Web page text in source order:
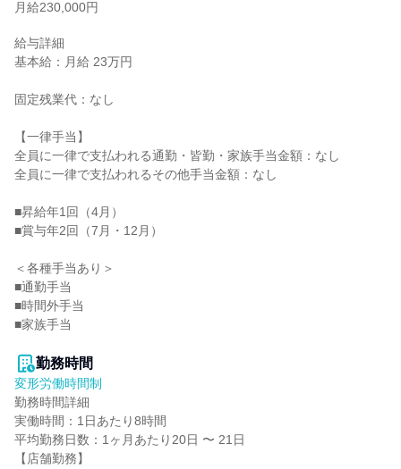
月給230,000円
給与詳細
基本給：月給 23万円
固定残業代：なし
【一律手当】
全員に一律で支払われる通勤・皆勤・家族手当金額：なし
全員に一律で支払われるその他手当金額：なし
■昇給年1回（4月）
■賞与年2回（7月・12月）
＜各種手当あり＞
■通勤手当
■時間外手当
■家族手当
勤務時間
変形労働時間制
勤務時間詳細
実働時間：1日あたり8時間
平均勤務日数：1ヶ月あたり20日 〜 21日
【店舗勤務】